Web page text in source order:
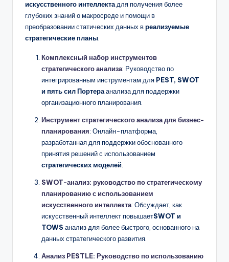
искусственного интеллекта для получения более
глубоких знаний о макросреде и помощи в
преобразовании статических данных вреализуемые
стратегические планы
Комплексный набор инструментов
стратегического анализа: Руководство по
интегрированным инструментам для PEST, SWOT
и пять сил Портераанализа для поддержки
организационного планирования.
Инструмент стратегического анализа для бизнес-
планирования: Онлайн-платформа,
разработанная для поддержки обоснованного
принятия решений с использованием
стратегических моделей
SWOT-анализ: руководство по стратегическому
планированию с использованием
искусственного интеллекта: Обсуждает, как
искусственный интеллект повышаетSWOT и
TOWS анализ для более быстрого, основанного на
данных стратегического развития.
Анализ PESTLE: Руководство по использованию